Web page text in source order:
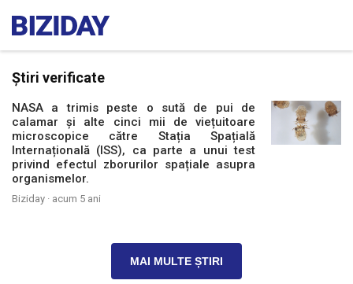
Știri verificate
NASA a trimis peste o sută de pui de
calamar și alte cinci mii de viețuitoare
microscopice către Stația Spațială
Internațională (ISS), ca parte a unui test
privind efectul zborurilor spațiale asupra
organismelor.
Biziday · acum 5 ani
MAI MULTE ȘTIRI